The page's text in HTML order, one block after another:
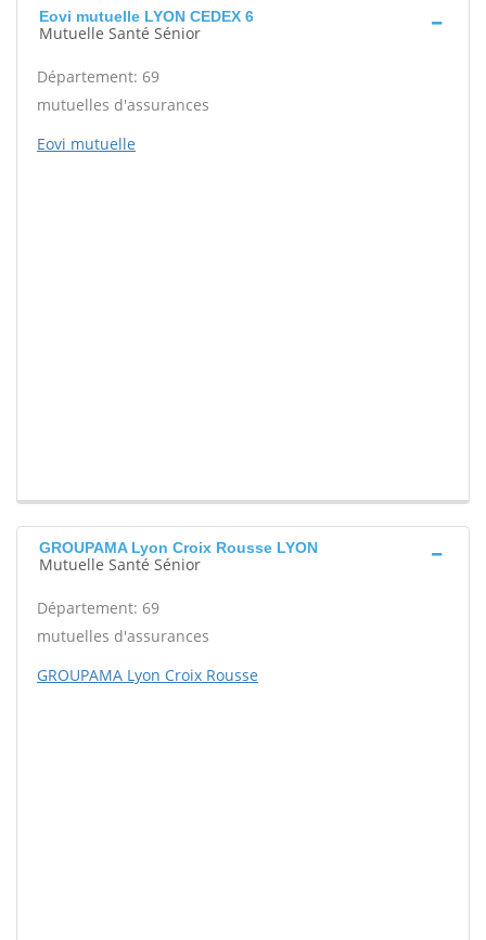
Eovi mutuelle LYON CEDEX 6
Mutuelle Santé Sénior
Département: 69
mutuelles d'assurances
Eovi mutuelle
GROUPAMA Lyon Croix Rousse LYON
Mutuelle Santé Sénior
Département: 69
mutuelles d'assurances
GROUPAMA Lyon Croix Rousse